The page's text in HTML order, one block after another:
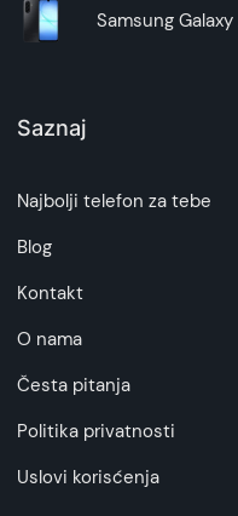
Samsung
Saznaj
Najbolji telefon za tebe
Blog
Kontakt
O nama
Česta pitanja
Politika privatnosti
Uslovi korisćenja